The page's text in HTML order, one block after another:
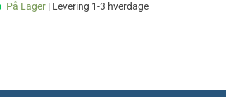
På Lager | Levering 1-3 hverdage